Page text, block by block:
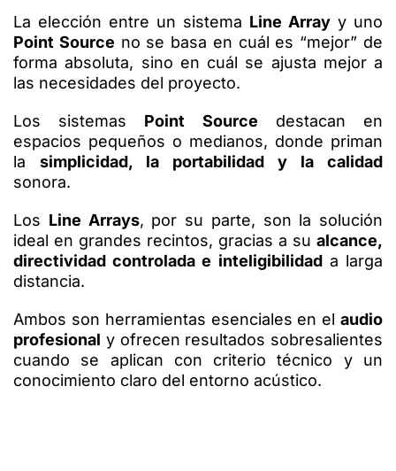
La elección entre un sistema Line Array y uno
Point Source no se basa en cuál es “mejor” de
forma absoluta, sino en cuál se ajusta mejor a
las necesidades del proyecto.
Los sistemas Point Source destacan en
espacios pequeños o medianos, donde priman
la simplicidad, la portabilidad y la calidad
sonora.
Los Line Arrays, por su parte, son la solución
ideal en grandes recintos, gracias a su alcance,
directividad controlada e inteligibilidada larga
distancia.
Ambos son herramientas esenciales en el audio
profesional y ofrecen resultados sobresalientes
cuando se aplican con criterio técnico y un
conocimiento claro del entorno acústico.